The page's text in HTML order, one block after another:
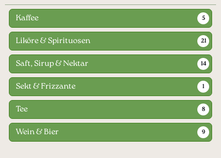
Kaffee 5
Liköre & Spirituosen 21
Saft, Sirup & Nektar 14
Sekt & Frizzante 1
Tee 8
Wein & Bier 9